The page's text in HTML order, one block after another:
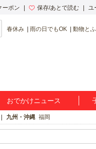
ーポン 保存/あとで読む ユ
春休み 雨の日でもOK 動物と
おでかけニュース
九州・沖縄 福岡